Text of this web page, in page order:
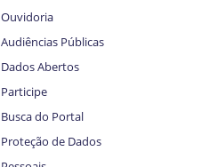
Ouvidoria
Audiências Públicas
Dados Abertos
Participe
Busca do Portal
Proteção de Dados